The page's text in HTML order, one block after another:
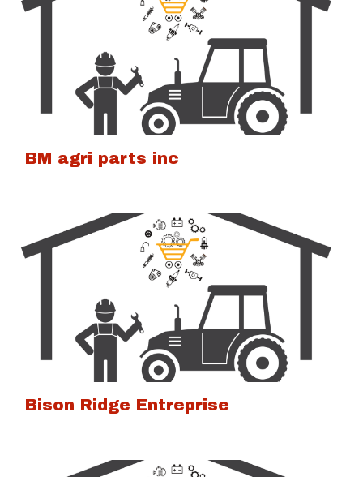
BM agri parts inc
Bison Ridge Entreprise